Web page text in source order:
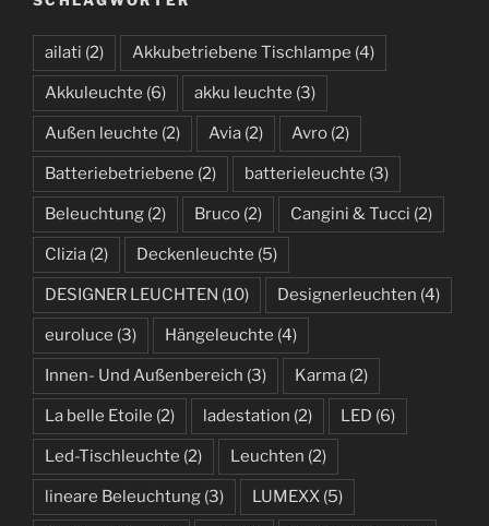
i
v
ailati (2) Akkubetriebene Tischlampe (4)
Akkuleuchte (6) akku leuchte (3)
Außen leuchte (2) Avia (2) Avro (2)
Batteriebetriebene (2) batterieleuchte (3)
Beleuchtung (2) Bruco (2) Cangini & Tucci (2)
Clizia (2) Deckenleuchte (5)
DESIGNER LEUCHTEN (10) Designerleuchten (4)
euroluce (3) Hängeleuchte (4)
Innen- Und Außenbereich (3) Karma (2)
La belle Etoile (2) ladestation (2) LED (6)
Led-Tischleuchte (2) Leuchten (2)
lineare Beleuchtung (3) LUMEXX (5)